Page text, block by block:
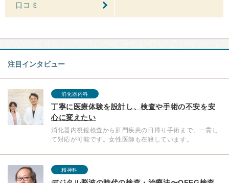
口コミ
注目インタビュー
消化器内科
丁寧に医療体験を設計し、検査や手術の不安を安
心に変えたい
消化器内視鏡検査から肛門疾患の日帰り手術まで、一貫し
て対応が可能です。女性医師も在籍しています。
精神科